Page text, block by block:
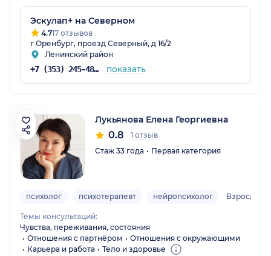
Эскулап+ на Северном
4.717 отзывов
г Оренбург, проезд Северный, д 16/2
Ленинский район
+7 (353) 245-48-45 показать
Лукьянова Елена Георгиевна
0.8
1 отзыв
Стаж 33 года
Первая категория
психолог психотерапевт нейропсихолог Взрослый,
Темы консультаций:
Чувства, переживания, состояния
Отношения с партнёром
Отношения с окружающими
Карьера и работа
Тело и здоровье